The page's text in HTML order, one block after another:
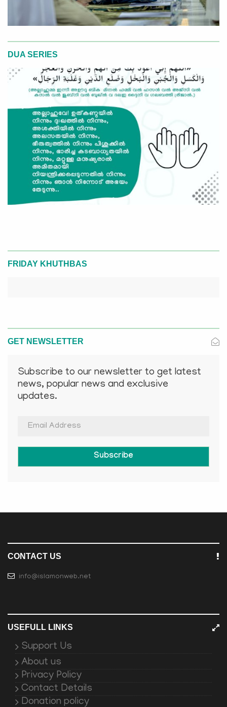
DUA SERIES
FRIDAY KHUTHBAS
GET NEWSLETTER
Subscribe to our newsletter to get latest
news, popular news and exclusive
updates.
Subscribe
CONTACT US
info@islamonweb.net
USEFULL LINKS
Support Us
About us
Privacy Policy
Contact Details
Donation policy